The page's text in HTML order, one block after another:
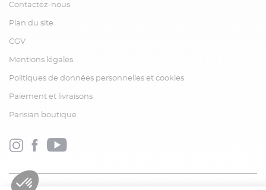
Contactez-nous
Plan du site
CGV
Mentions légales
Politiques de données personnelles et cookies
Paiement et livraisons
Parisian boutique